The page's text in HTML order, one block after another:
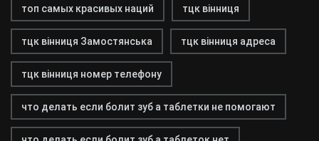
топ самых красивых наций тцк вінниця
тцк вінниця Замостянська тцк вінниця адреса
тцк вінниця номер телефону
что делать если болит зуб а таблетки не помогают